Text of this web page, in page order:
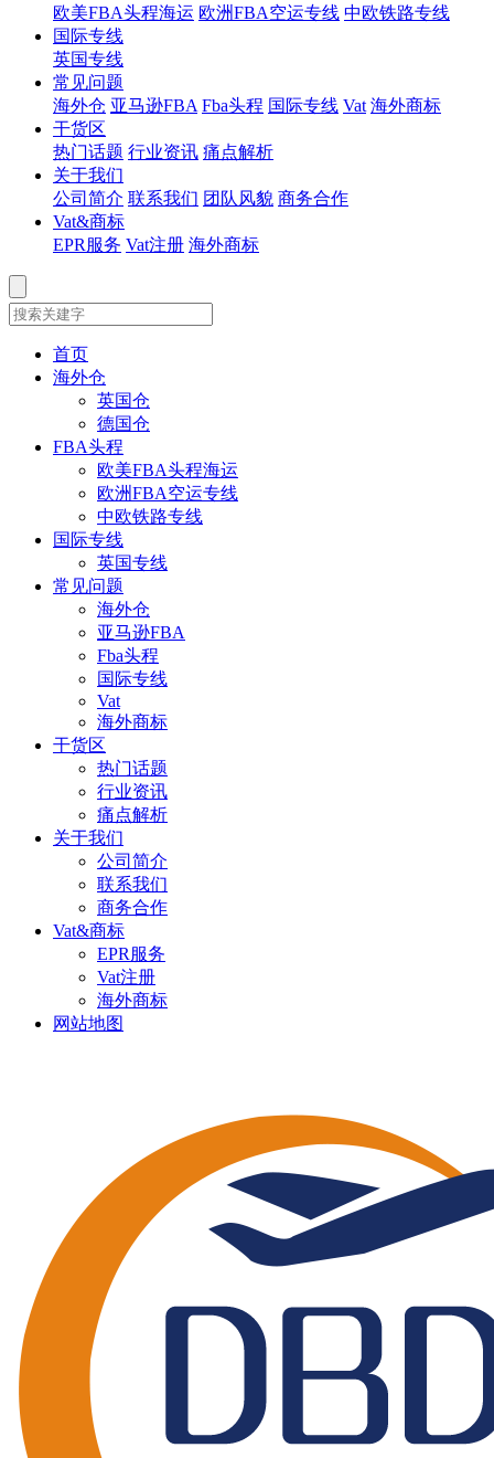
欧美FBA头程海运 欧洲FBA空运专线 中欧铁路专线
国际专线
英国专线
常见问题
海外仓 亚马逊FBA Fba头程 国际专线 Vat 海外商标
干货区
热门话题 行业资讯 痛点解析
关于我们
公司简介 联系我们 团队风貌 商务合作
Vat&商标
EPR服务 Vat注册 海外商标
首页
海外仓
英国仓
德国仓
FBA头程
欧美FBA头程海运
欧洲FBA空运专线
中欧铁路专线
国际专线
英国专线
常见问题
海外仓
亚马逊FBA
Fba头程
国际专线
Vat
海外商标
干货区
热门话题
行业资讯
痛点解析
关于我们
公司简介
联系我们
商务合作
Vat&商标
EPR服务
Vat注册
海外商标
网站地图